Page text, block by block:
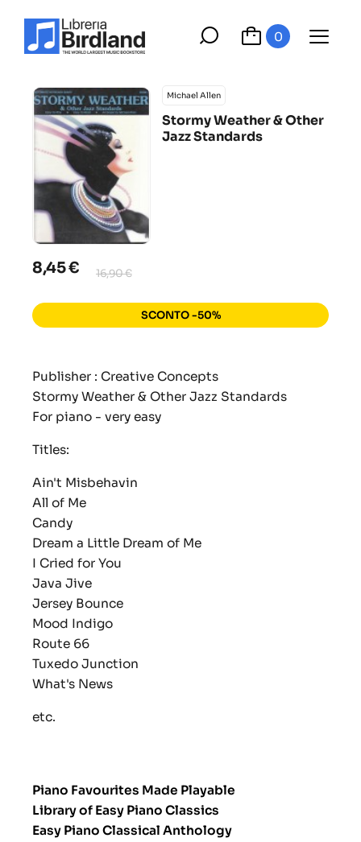
0
Michael Allen
Stormy Weather & Other
Jazz Standards
8,45 € 16,90 €
SCONTO -50%
Publisher : Creative Concepts
Stormy Weather & Other Jazz Standards
For piano - very easy
Titles:
Ain't Misbehavin
All of Me
Candy
Dream a Little Dream of Me
I Cried for You
Java Jive
Jersey Bounce
Mood Indigo
Route 66
Tuxedo Junction
What's News
etc.
Piano Favourites Made Playable
Library of Easy Piano Classics
Easy Piano Classical Anthology